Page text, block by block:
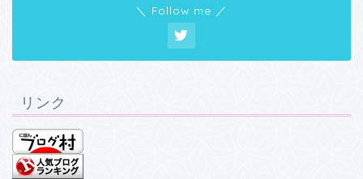
＼ Follow me ／
リンク